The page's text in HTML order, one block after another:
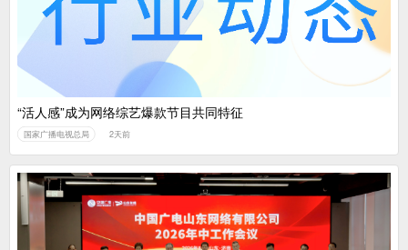
“活人感”成为网络综艺爆款节目共同特征
国家广播电视总局 2天前